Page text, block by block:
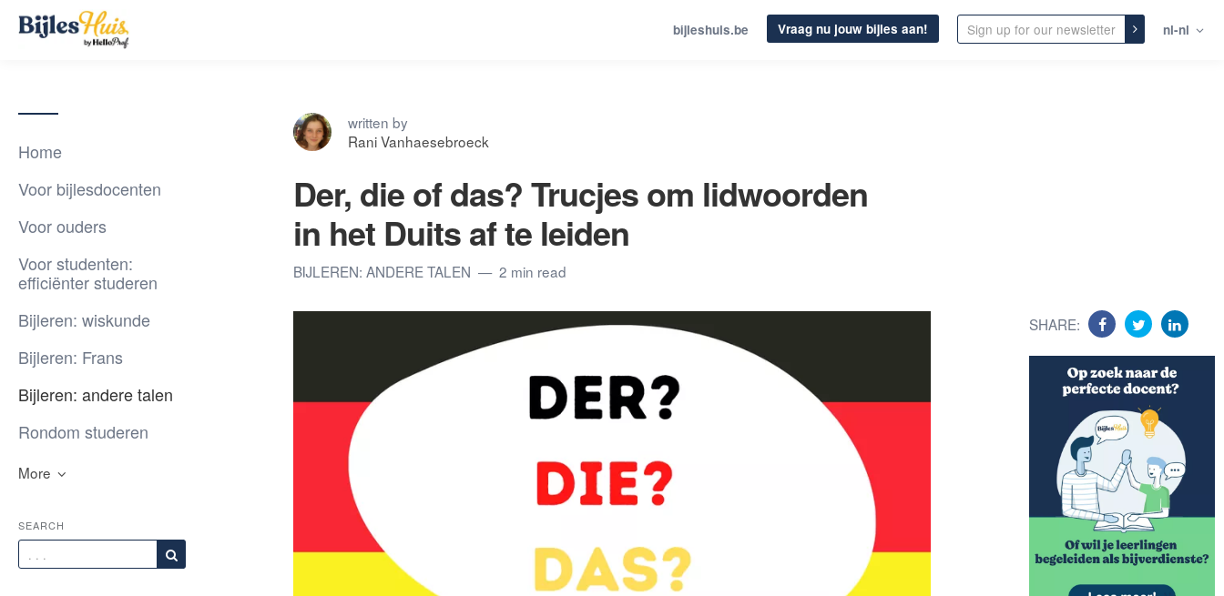
bijleshuis.be Vraag nu jouw bijles aan! nl-nl
Home
Voor bijlesdocenten
Voor ouders
Voor studenten:
efficiënter studeren
Bijleren: wiskunde
Bijleren: Frans
Bijleren: andere talen
Rondom studeren
More
SEARCH
written by
Rani Vanhaesebroeck
Der, die of das? Trucjes om lidwoorden
in het Duits af te leiden
BIJLEREN: ANDERE TALEN 2 min read
SHARE: